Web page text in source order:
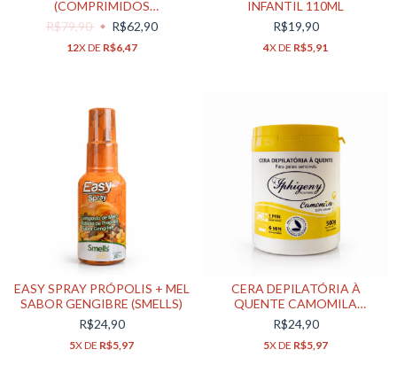
(COMPRIMIDOS
MASTIGÁVEIS)
R$79,90 R$62,90
12X DE R$6,47
INFANTIL 110ML
R$19,90
4X DE R$5,91
EASY SPRAY PRÓPOLIS + MEL
SABOR GENGIBRE (SMELLS)
R$24,90
5X DE R$5,97
CERA DEPILATÓRIA À
QUENTE CAMOMILA
(IHIGENY KOSMETIC) 300G
R$24,90
5X DE R$5,97